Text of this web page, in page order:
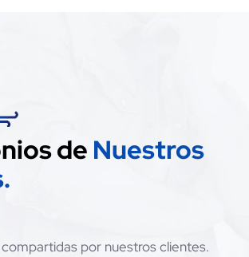
de Nuestros
por nuestros clientes.